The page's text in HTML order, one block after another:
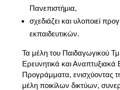
Πανεπιστήμια,
σχεδιάζει και υλοποιεί
εκπαιδευτικών.
Τα μέλη του Παιδαγωγικού
Ερευνητικά και Αναπτυξιακά
Προγράμματα, ενισχύοντας
μέλη ποικίλων δικτύων,